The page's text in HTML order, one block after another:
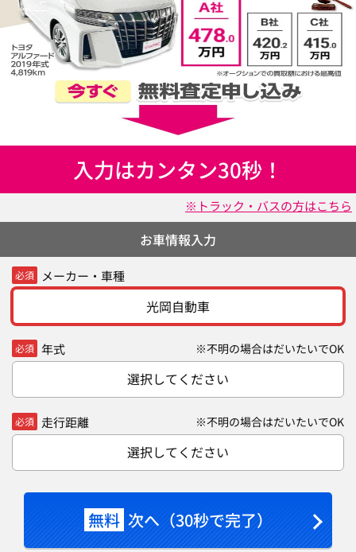
入力はカンタン30秒！
※トラック・バスの方はこちら
お車情報入力
必須 メーカー・車種
光岡自動車
必須 年式 ※不明の場合はだいたいでOK
選択してください
必須 走行距離 ※不明の場合はだいたいでOK
選択してください
無料 次へ（30秒で完了）